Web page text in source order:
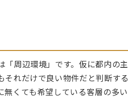
周辺環境」です。仮に都内の主
れだけで良い物件だと判断する
くても希望している客層の多い